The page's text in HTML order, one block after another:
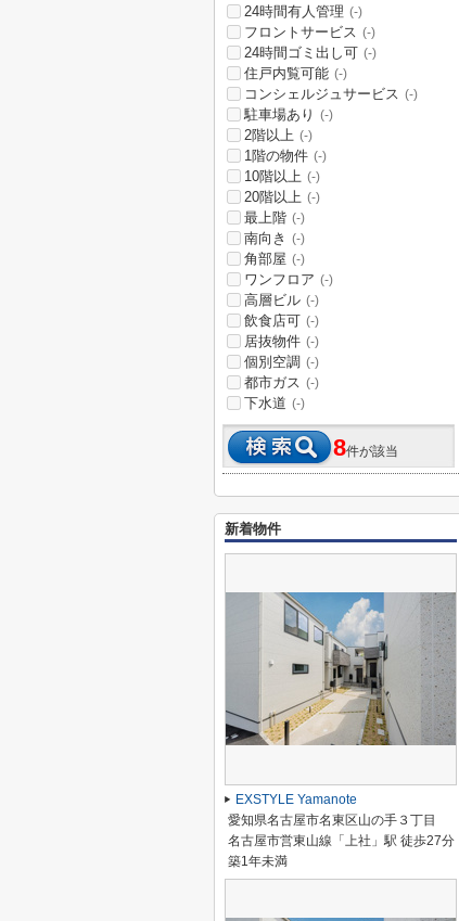
24時間有人管理 (-)
フロントサービス (-)
24時間ゴミ出し可 (-)
住戸内覧可能 (-)
コンシェルジュサービス (-)
駐車場あり (-)
2階以上 (-)
1階の物件 (-)
10階以上 (-)
20階以上 (-)
最上階 (-)
南向き (-)
角部屋 (-)
ワンフロア (-)
高層ビル (-)
飲食店可 (-)
居抜物件 (-)
個別空調 (-)
都市ガス (-)
下水道 (-)
8件が該当
新着物件
EXSTYLE Yamanote
愛知県名古屋市名東区山の手３丁目
名古屋市営東山線「上社」駅 徒歩27分
築1年未満